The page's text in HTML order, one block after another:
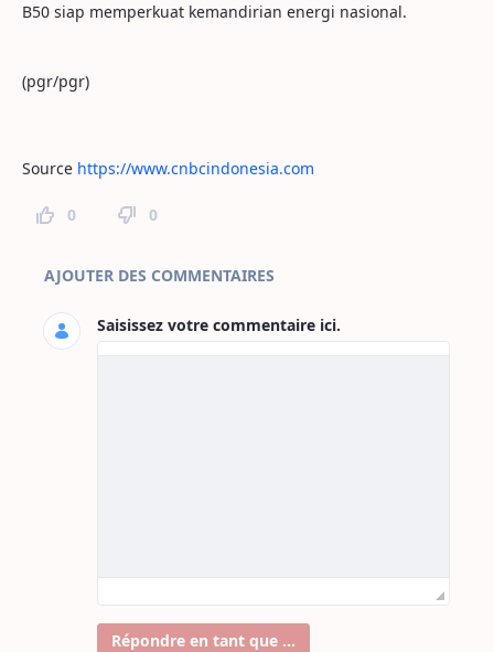
B50 siap memperkuat kemandirian energi nasional.
(pgr/pgr)
Source https://www.cnbcindonesia.com
0 0
Commentaires sur la page
AJOUTER DES COMMENTAIRES
Saisissez votre commentaire ici.
Répondre en tant que ...